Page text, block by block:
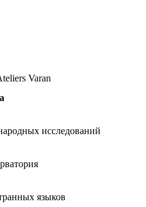
Varan
исследований
языков